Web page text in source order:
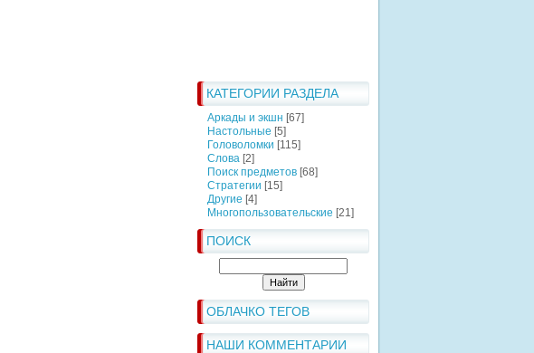
КАТЕГОРИИ РАЗДЕЛА
Аркады и экшн [67]
Настольные [5]
Головоломки [115]
Слова [2]
Поиск предметов [68]
Стратегии [15]
Другие [4]
Многопользовательские [21]
ПОИСК
ОБЛАЧКО ТЕГОВ
НАШИ КОММЕНТАРИИ